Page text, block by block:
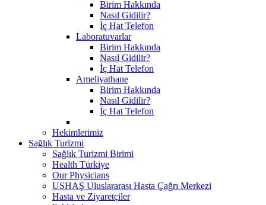
Birim Hakkında
Nasıl Gidilir?
İç Hat Telefon
Laboratuvarlar
Birim Hakkında
Nasıl Gidilir?
İç Hat Telefon
Ameliyathane
Birim Hakkında
Nasıl Gidilir?
İç Hat Telefon
Hekimlerimiz
Sağlık Turizmi
Sağlık Turizmi Birimi
Health Türkiye
Our Physicians
USHAŞ Uluslararası Hasta Çağrı Merkezi
Hasta ve Ziyaretçiler